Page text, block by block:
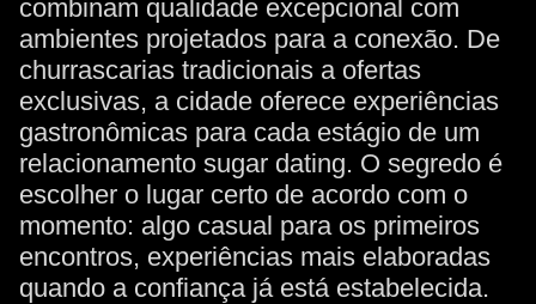
combinam qualidade excepcional com
ambientes projetados para a conexão. De
churrascarias tradicionais a ofertas
exclusivas, a cidade oferece experiências
gastronômicas para cada estágio de um
relacionamento sugar dating. O segredo é
escolher o lugar certo de acordo com o
momento: algo casual para os primeiros
encontros, experiências mais elaboradas
quando a confiança já está estabelecida.